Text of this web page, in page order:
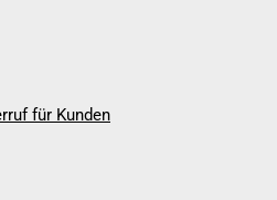
für Kunden